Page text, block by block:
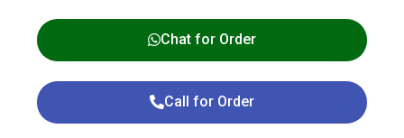
Chat for Order
Call for Order